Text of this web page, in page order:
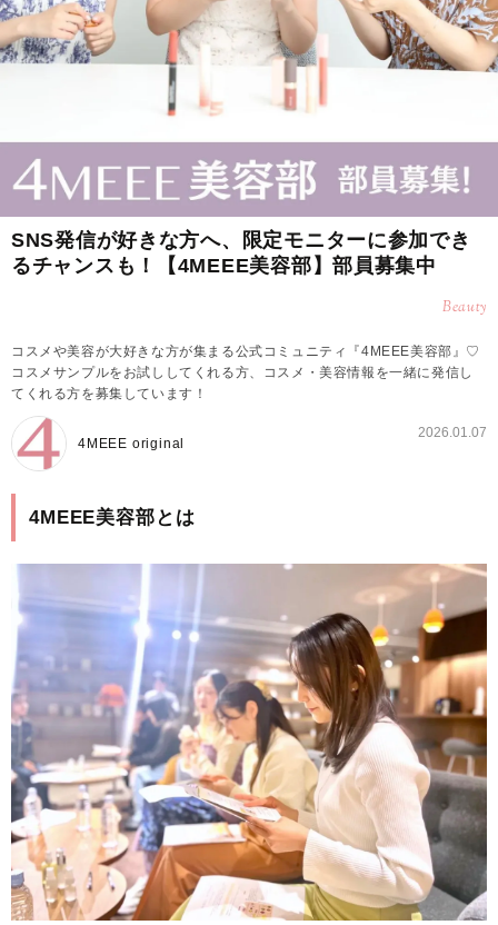
SNS発信が好きな方へ、限定モニターに参加でき
るチャンスも！【4MEEE美容部】部員募集中
Beauty
コスメや美容が大好きな方が集まる公式コミュニティ『4MEEE美容部』♡
コスメサンプルをお試ししてくれる方、コスメ・美容情報を一緒に発信し
てくれる方を募集しています！
4MEEE original
2026.01.07
4MEEE美容部とは